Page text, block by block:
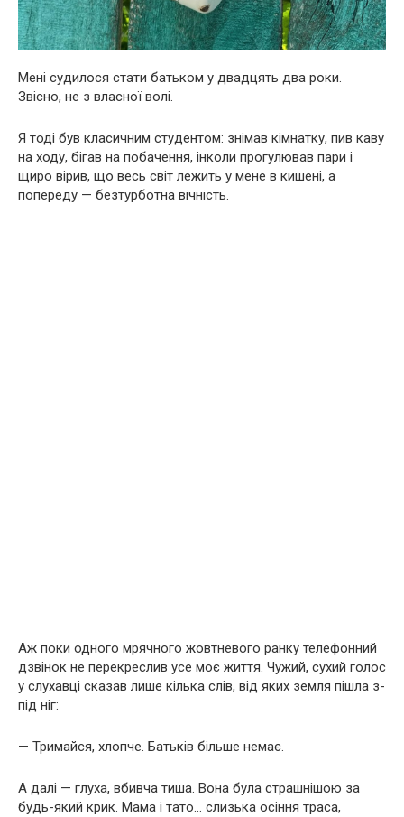
Мені судилося стати батьком у двадцять два роки.
Звісно, не з власної волі.
Я тоді був класичним студентом: знімав кімнатку, пив каву
на ходу, бігав на побачення, інколи прогулював пари і
щиро вірив, що весь світ лежить у мене в кишені, а
попереду — безтурботна вічність.
Аж поки одного мрячного жовтневого ранку телефонний
дзвінок не перекреслив усе моє життя. Чужий, сухий голос
у слухавці сказав лише кілька слів, від яких земля пішла з-
під ніг:
— Тримайся, хлопче. Батьків більше немає.
А далі — глуха, вбивча тиша. Вона була страшнішою за
будь-який крик. Мама і тато… слизька осіння траса,